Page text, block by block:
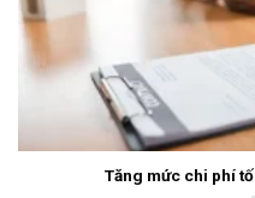
Tăng mức chi phí